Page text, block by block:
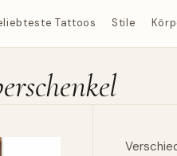
Tattoos Stile